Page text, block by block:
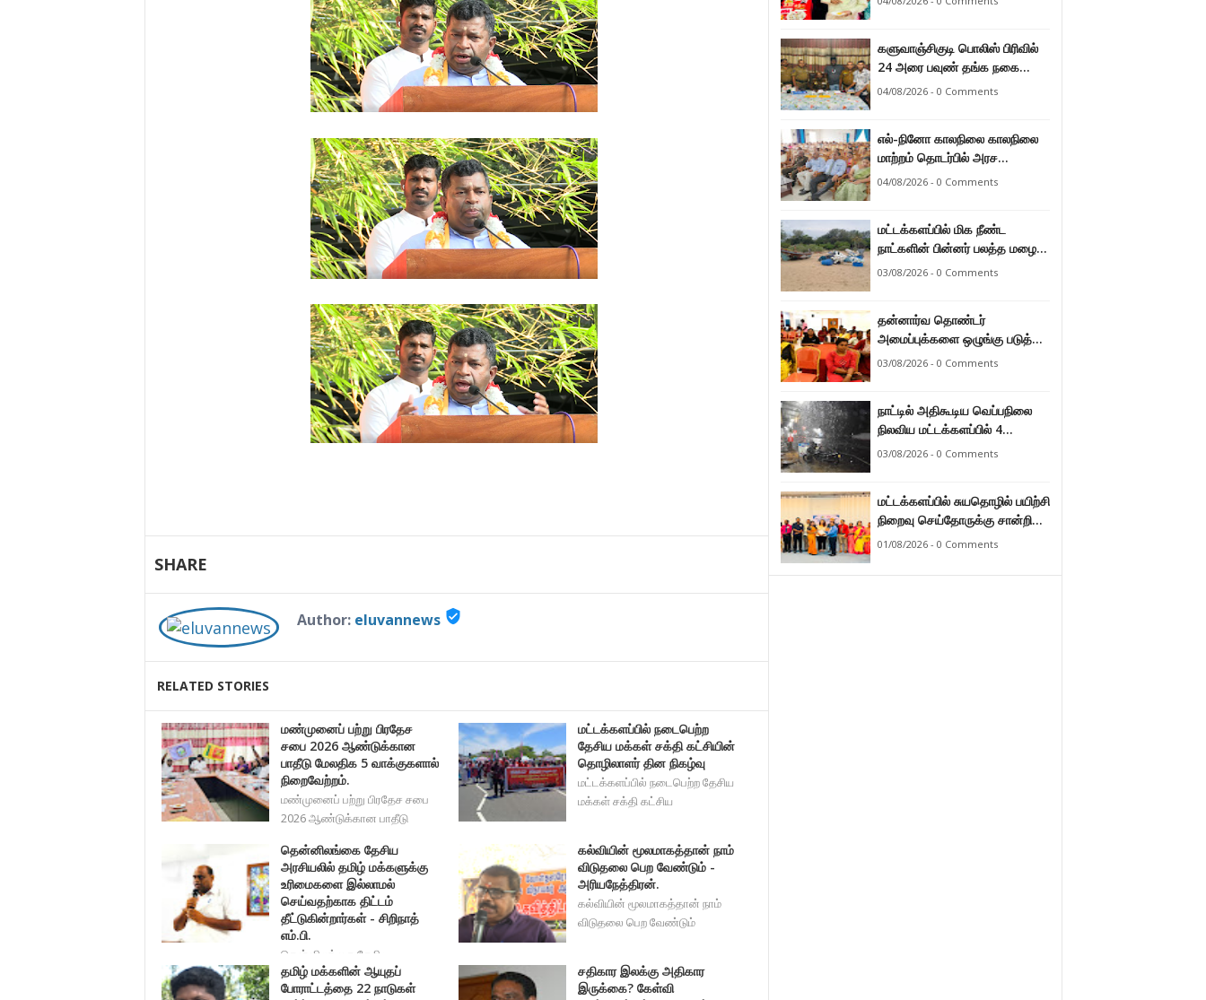
SHARE
Author: eluvannews verified_user
RELATED STORIES
மண்முனைப் பற்று பிரதேச
சபை 2026 ஆண்டுக்கான
பாதீடு மேலதிக 5 வாக்குகளால்
நிறைவேற்றம்.
மண்முனைப் பற்று பிரதேச சபை
2026 ஆண்டுக்கான பாதீடு
மட்டக்களப்பில் நடைபெற்ற
தேசிய மக்கள் சக்தி கட்சியின்
தொழிலாளர் தின நிகழ்வு
மட்டக்களப்பில் நடைபெற்ற தேசிய
மக்கள் சக்தி கட்சிய
தென்னிலங்கை தேசிய
அரசியலில் தமிழ் மக்களுக்கு
உரிமைகளை இல்லாமல்
செய்வதற்காக திட்டம்
தீட்டுகின்றார்கள் - சிறிநாத்
எம்.பி.
தென்னிலங்கை தேசிய
அரசியலில் தமிழ் மக்களுக்கு உரிம
கல்வியின் மூலமாகத்தான் நாம்
விடுதலை பெற வேண்டும் -
அரியநேத்திரன்.
கல்வியின் மூலமாகத்தான் நாம்
விடுதலை பெற வேண்டும்
தமிழ் மக்களின் ஆயுதப்
போராட்டத்தை 22 நாடுகள்
சதிகார இலக்கு அதிகார
இருக்கை? கேள்வி
களுவாஞ்சிகுடி பொலிஸ் பிரிவில்
24 அரை பவுண் தங்க நகை
களவு 24 மணித்தியலத்தில்
04/08/2026 - 0 Comments
எல்-நினோ காலநிலை காலநிலை
மாற்றம் தொடர்பில் அரச
உத்தியோகஸ்த்தர்களுக்கு
04/08/2026 - 0 Comments
மட்டக்களப்பில் மிக நீண்ட
நாட்களின் பின்னர் பலத்த மழை
47.8 மில்லி மீற்றர் மழை வீழ்ச்சி
03/08/2026 - 0 Comments
தன்னார்வ தொண்டர்
அமைப்புக்களை ஒழுங்கு படுத்த
வேண்டும் என்ற அடிப்படையில்
03/08/2026 - 0 Comments
நாட்டில் அதிகூடிய வெப்பநிலை
நிலவிய மட்டக்களப்பில் 4
மாதங்களுக்குப் பின்னர் பலத்த
03/08/2026 - 0 Comments
மட்டக்களப்பில் சுயதொழில் பயிற்சி
நிறைவு செய்தோருக்கு சான்றிதழ்
வழங்கி வைப்பு.
01/08/2026 - 0 Comments